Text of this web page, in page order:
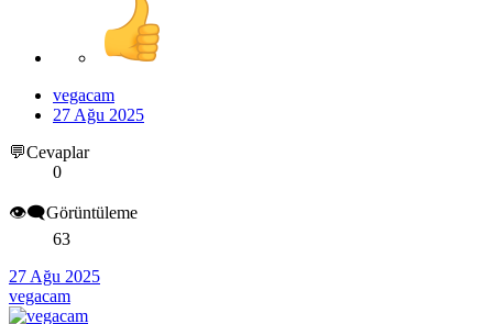
vegacam
27 Ağu 2025
💬Cevaplar
0
👁️‍🗨️Görüntüleme
63
27 Ağu 2025
vegacam